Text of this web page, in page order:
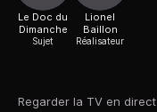
Regarder la TV en direct
Le Doc du
Dimanche
Sujet
Lionel
Baillon
Réalisateur